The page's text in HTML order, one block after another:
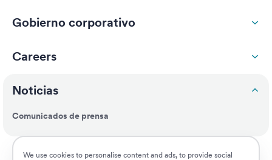
We use cookies to personalise content and ads, to provide social
Gobierno corporativo
Careers
Noticias
Comunicados de prensa
Responsabilidad social